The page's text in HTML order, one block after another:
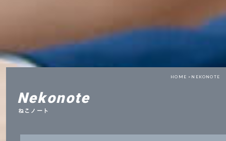
HOME > NEKONOTE
Nekonote
ねこノート